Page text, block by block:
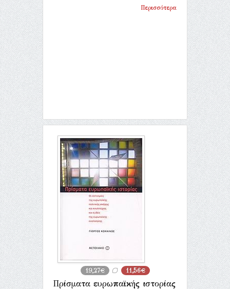
Περισσότερα
19,27€ 11,56€
Πρίσματα ευρωπαϊκής ιστορίας